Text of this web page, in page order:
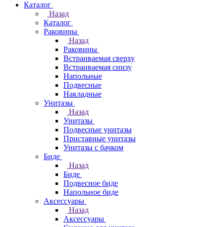
Каталог
Назад
Каталог
Раковины
Назад
Раковины
Встраиваемая сверху
Встраиваемая снизу
Напольные
Подвесные
Накладные
Унитазы
Назад
Унитазы
Подвесные унитазы
Приставные унитазы
Унитазы с бачком
Биде
Назад
Биде
Подвесное биде
Напольное биде
Аксессуары
Назад
Аксессуары